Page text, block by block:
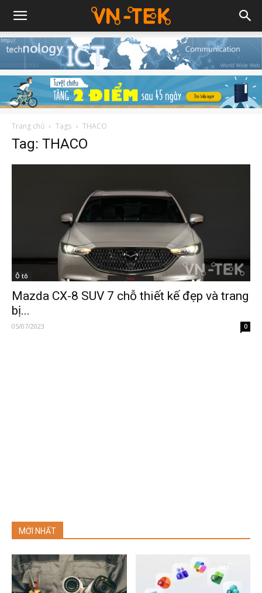
Trang chủ Tags THACO
Tag: THACO
Ô tô
Mazda CX-8 SUV 7 chỗ thiết kế đẹp và trang
bị...
05/07/2023 0
MỚI NHẤT